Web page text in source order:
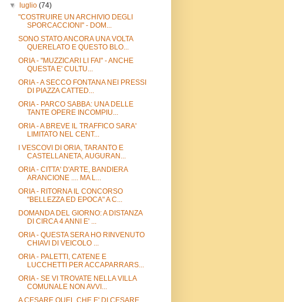
▼luglio(74)
"COSTRUIRE UN ARCHIVIO DEGLI
SPORCACCIONI" - DOM...
SONO STATO ANCORA UNA VOLTA
QUERELATO E QUESTO BLO...
ORIA - "MUZZICARI LI FAI" - ANCHE
QUESTA E' CULTU...
ORIA - A SECCO FONTANA NEI PRESSI
DI PIAZZA CATTED...
ORIA - PARCO SABBA: UNA DELLE
TANTE OPERE INCOMPIU...
ORIA - A BREVE IL TRAFFICO SARA'
LIMITATO NEL CENT...
I VESCOVI DI ORIA, TARANTO E
CASTELLANETA, AUGURAN...
ORIA - CITTA' D'ARTE, BANDIERA
ARANCIONE .... MA L...
ORIA - RITORNA IL CONCORSO
"BELLEZZA ED EPOCA" A C...
DOMANDA DEL GIORNO: A DISTANZA
DI CIRCA 4 ANNI E' ...
ORIA - QUESTA SERA HO RINVENUTO
CHIAVI DI VEICOLO ...
ORIA - PALETTI, CATENE E
LUCCHETTI PER ACCAPARRARS...
ORIA - SE VI TROVATE NELLA VILLA
COMUNALE NON AVVI...
A CESARE QUEL CHE E' DI CESARE,